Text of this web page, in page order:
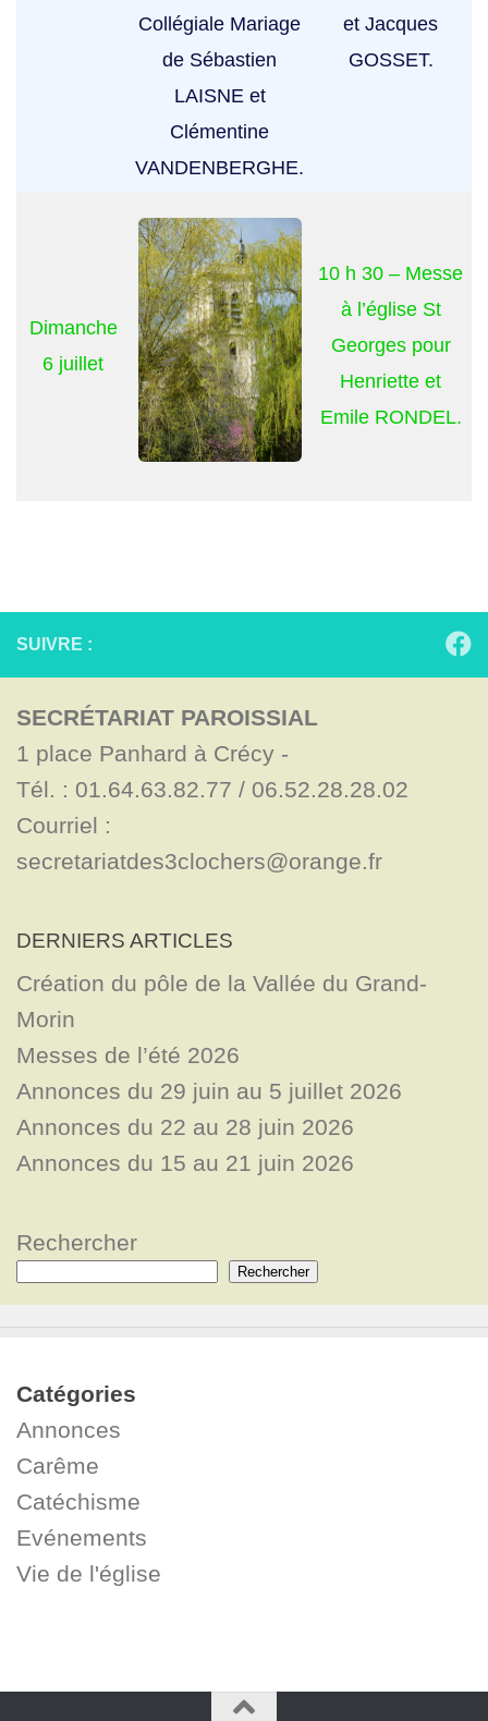
Collégiale Mariage
de Sébastien
LAISNE et
Clémentine
VANDENBERGHE.
et Jacques
GOSSET.
Dimanche
6 juillet
10 h 30 – Messe
à l’église St
Georges pour
Henriette et
Emile RONDEL.
SUIVRE :
SECRÉTARIAT PAROISSIAL
1 place Panhard à Crécy -
Tél. : 01.64.63.82.77 / 06.52.28.28.02
Courriel :
secretariatdes3clochers@orange.fr
DERNIERS ARTICLES
Création du pôle de la Vallée du Grand-
Morin
Messes de l’été 2026
Annonces du 29 juin au 5 juillet 2026
Annonces du 22 au 28 juin 2026
Annonces du 15 au 21 juin 2026
Rechercher
Rechercher
Catégories
Annonces
Carême
Catéchisme
Evénements
Vie de l'église